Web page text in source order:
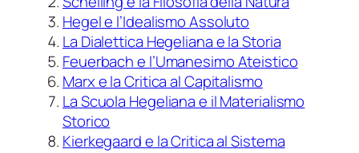
Hegel e l’Idealismo Assoluto
La Dialettica Hegeliana e la Storia
Feuerbach e l’Umanesimo Ateistico
Marx e la Critica al Capitalismo
La Scuola Hegeliana e il Materialismo
Storico
Kierkegaard e la Critica al Sistema